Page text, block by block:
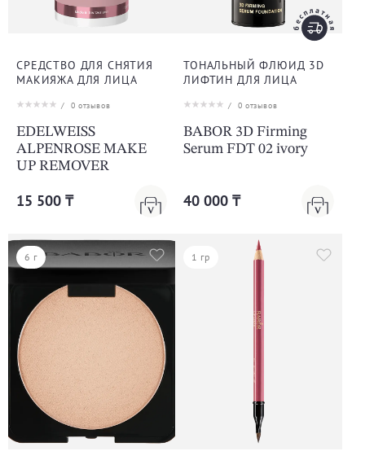
СРЕДСТВО ДЛЯ СНЯТИЯ
МАКИЯЖА ДЛЯ ЛИЦА
/ 0 отзывов
EDELWEISS
ALPENROSE MAKE
UP REMOVER
15 500 ₸
ТОНАЛЬНЫЙ ФЛЮИД 3D
ЛИФТИН ДЛЯ ЛИЦА
/ 0 отзывов
BABOR 3D Firming
Serum FDT 02 ivory
40 000 ₸
6 г 1 гр